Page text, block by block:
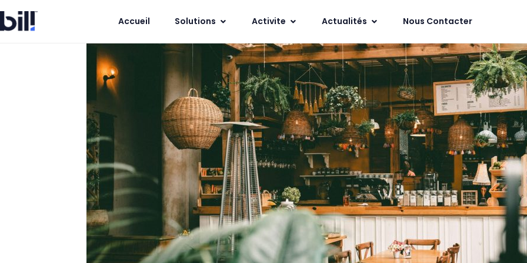
Accueil Solutions Activite Actualités Nous Contacter